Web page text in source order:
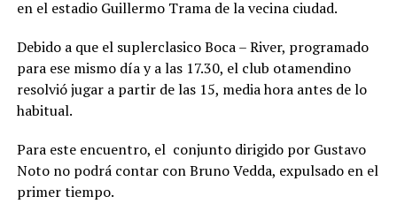
en el estadio Guillermo Trama de la vecina ciudad.
Debido a que el suplerclasico Boca – River, programado
para ese mismo día y a las 17.30, el club otamendino
resolvió jugar a partir de las 15, media hora antes de lo
habitual.
Para este encuentro, el conjunto dirigido por Gustavo
Noto no podrá contar con Bruno Vedda, expulsado en el
primer tiempo.